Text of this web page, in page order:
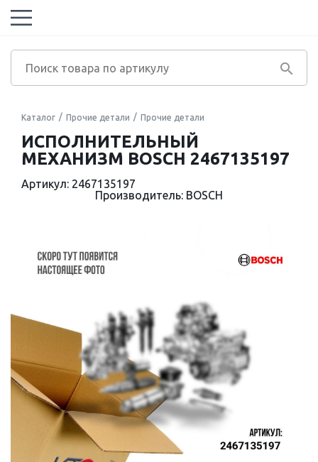
Каталог Прочие детали Прочие детали
ИСПОЛНИТЕЛЬНЫЙ
МЕХАНИЗМ BOSCH 2467135197
Артикул: 2467135197
Производитель: BOSCH